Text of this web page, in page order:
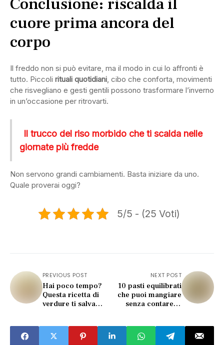
cuore prima ancora del
corpo
Il freddo non si può evitare, ma il modo in cui lo affronti è
tutto. Piccoli rituali quotidiani, cibo che conforta, movimenti
che risvegliano e gesti gentili possono trasformare l’inverno
in un’occasione per ritrovarti.
Il trucco del riso morbido che ti scalda nelle
giornate più fredde
Non servono grandi cambiamenti. Basta iniziare da uno.
Quale proverai oggi?
5/5 - (25 Voti)
PREVIOUS POST
Hai poco tempo?
Questa ricetta di
verdure ti salva
NEXT POST
10 pasti equilibrati
che puoi mangiare
senza contare le